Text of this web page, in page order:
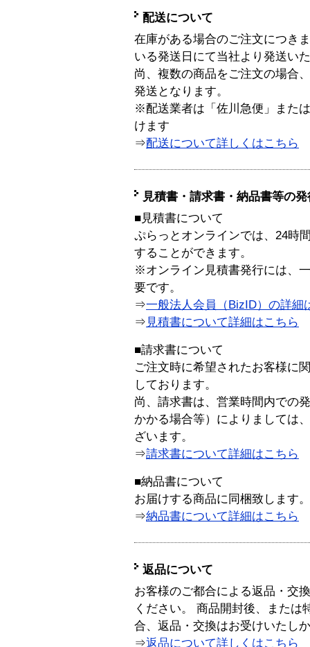
配送について
在庫がある場合のご注文につき
いる発送日にて当社より発送い
尚、複数の商品をご注文の場合
発送となります。
※配送業者は「佐川急便」また
けます
⇒配送について詳しくはこちら
見積書・請求書・納品書等の
■見積書について
ぷらっとオンラインでは、24時
することができます。
※オンライン見積書発行には、
要です。
⇒一般法人会員（BizID）の詳細
⇒ 見積書について詳細はこちら
■請求書について
ご注文時に希望されたお客様に
しております。
尚、請求書は、営業時間内での
かかる場合等）によりましては
ざいます。
⇒請求書について詳細はこちら
■納品書について
お届けする商品に同梱致します。
⇒納品書について詳細はこちら
返品について
お客様のご都合による返品・交
ください。 商品開封後、または
合、返品・交換はお受けいたし
⇒返品について詳しくはこちら